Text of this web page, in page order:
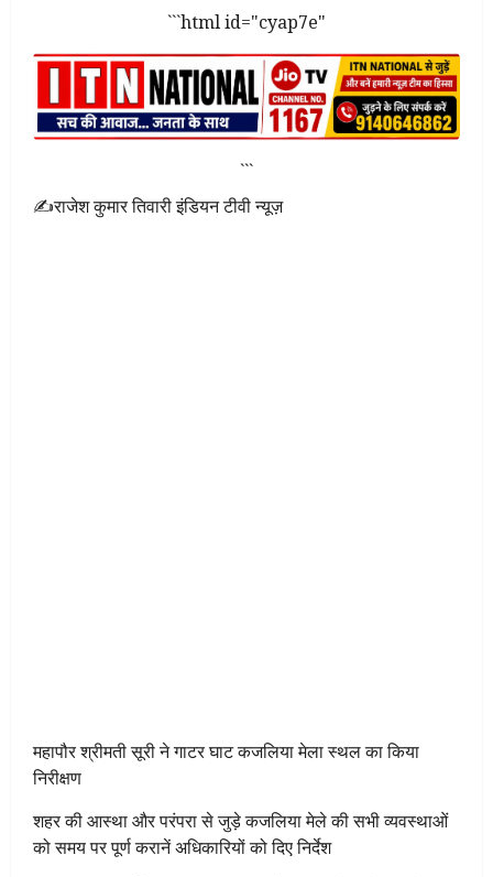
```html id="cyap7e"
```
✍राजेश कुमार तिवारी इंडियन टीवी न्यूज़
महापौर श्रीमती सूरी ने गाटर घाट कजलिया मेला स्थल का किया
निरीक्षण
शहर की आस्था और परंपरा से जुड़े कजलिया मेले की सभी व्यवस्थाओं
को समय पर पूर्ण करानें अधिकारियों को दिए निर्देश